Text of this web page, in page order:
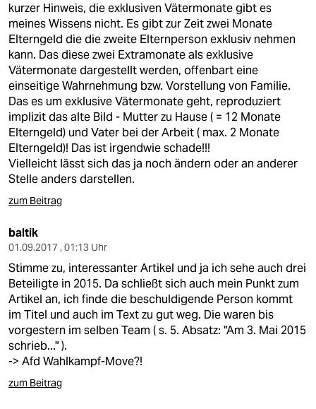
nord
wahrheit
verlag
verlag
veranstaltungen
shop
abo
genossenschaft
epaper login
kurzer Hinweis, die exklusiven Vätermonate gibt es
meines Wissens nicht. Es gibt zur Zeit zwei Monate
Elterngeld die die zweite Elternperson exklusiv nehmen
kann. Das diese zwei Extramonate als exklusive
Vätermonate dargestellt werden, offenbart eine
einseitige Wahrnehmung bzw. Vorstellung von Familie.
Das es um exklusive Vätermonate geht, reproduziert
implizit das alte Bild - Mutter zu Hause ( = 12 Monate
Elterngeld) und Vater bei der Arbeit ( max. 2 Monate
Elterngeld)! Das ist irgendwie schade!!!
Vielleicht lässt sich das ja noch ändern oder an anderer
Stelle anders darstellen.
zum Beitrag
baltik
01.09.2017 , 01:13 Uhr
Stimme zu, interessanter Artikel und ja ich sehe auch drei
Beteiligte in 2015. Da schließt sich auch mein Punkt zum
Artikel an, ich finde die beschuldigende Person kommt
im Titel und auch im Text zu gut weg. Die waren bis
vorgestern im selben Team ( s. 5. Absatz: "Am 3. Mai 2015
schrieb..." ).
-> Afd Wahlkampf-Move?!
zum Beitrag